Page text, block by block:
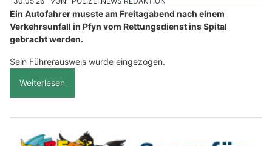
Ein Autofahrer musste am Freitagabend nach einem
Verkehrsunfall in Pfyn vom Rettungsdienst ins Spital
gebracht werden.
Sein Führerausweis wurde eingezogen.
Weiterlesen